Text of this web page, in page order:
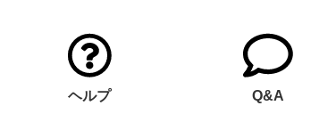
ヘルプ Q&A